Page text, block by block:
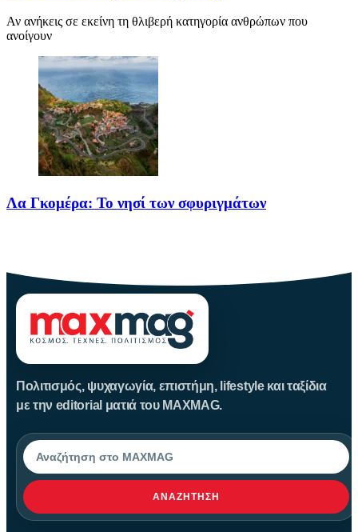
Αν ανήκεις σε εκείνη τη θλιβερή κατηγορία ανθρώπων που
ανοίγουν
Λα Γκομέρα: Το νησί των σφυριγμάτων
Πολιτισμός, ψυχαγωγία, επιστήμη, lifestyle και ταξίδια
με την editorial ματιά του MAXMAG.
Αναζήτηση
ΑΝΑΖΉΤΗΣΗ